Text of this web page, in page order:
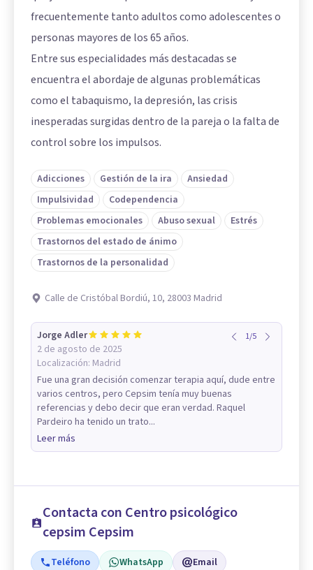
frecuentemente tanto adultos como adolescentes o
personas mayores de los 65 años.
Entre sus especialidades más destacadas se
encuentra el abordaje de algunas problemáticas
como el tabaquismo, la depresión, las crisis
inesperadas surgidas dentro de la pareja o la falta de
control sobre los impulsos.
Adicciones Gestión de la ira
Ansiedad
Impulsividad
Codependencia
Problemas emocionales
Abuso sexual
Estrés
Trastornos del estado de ánimo
Trastornos de la personalidad
Calle de Cristóbal Bordiú, 10, 28003 Madrid
Jorge Adler
2 de agosto de 2025
Localización: Madrid
1/5
Fue una gran decisión comenzar terapia aquí, dude entre
varios centros, pero Cepsim tenía muy buenas
referencias y debo decir que eran verdad. Raquel
Pardeiro ha tenido un trato...
Leer más
Contacta con Centro psicológico
cepsim Cepsim
Teléfono WhatsApp Email